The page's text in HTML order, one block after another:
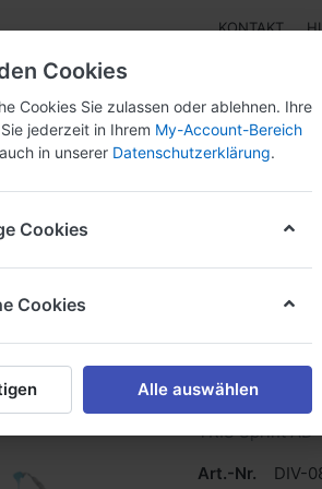
KONTAKT
Schnäppchenecke
SEAC
TRIS Sprint AD
Art.-Nr.
DIV-
Cookies
Cookies Sie zulassen oder ablehnen. Ihre
jederzeit in Ihrem My-Account-Bereich
in unserer Datenschutzerklärung.
Cookies
Cookies
Alle auswählen